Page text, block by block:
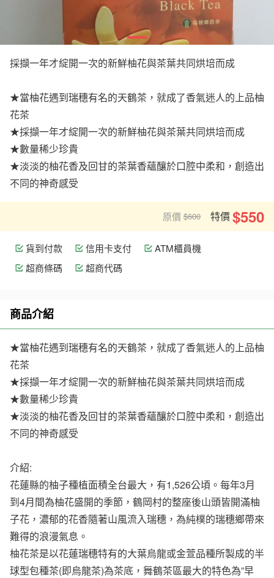
採擷一年才綻開一次的新鮮柚花與茶葉共同烘培而成
★當柚花遇到瑞穗有名的天鶴茶，就成了香氣迷人的上品柚
花茶
★採擷一年才綻開一次的新鮮柚花與茶葉共同烘培而成
★數量稀少珍貴
★淡淡的柚花香及回甘的茶葉香蘊釀於口腔中柔和，創造出
不同的神奇感受
原價 $600 特價$550
貨到付款 信用卡支付
ATM櫃員機
超商條碼
超商代碼
商品介紹
★當柚花遇到瑞穗有名的天鶴茶，就成了香氣迷人的上品柚
花茶
★採擷一年才綻開一次的新鮮柚花與茶葉共同烘培而成
★數量稀少珍貴
★淡淡的柚花香及回甘的茶葉香蘊釀於口腔中柔和，創造出
不同的神奇感受
介紹:
花蓮縣的柚子種植面積全台最大，有1,526公頃。每年3月
到4月間為柚花盛開的季節，鶴岡村的整座後山頭皆開滿柚
子花，濃郁的花香隨著山風流入瑞穗，為純樸的瑞穗鄉帶來
難得的浪漫氣息。
柚花茶是以花蓮瑞穗特有的大葉烏龍或金萱品種所製成的半
球型包種茶(即烏龍茶)為茶底，舞鶴茶區最大的特色為”早